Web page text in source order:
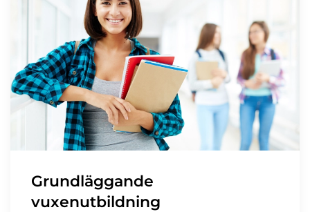
Grundläggande
vuxenutbildning